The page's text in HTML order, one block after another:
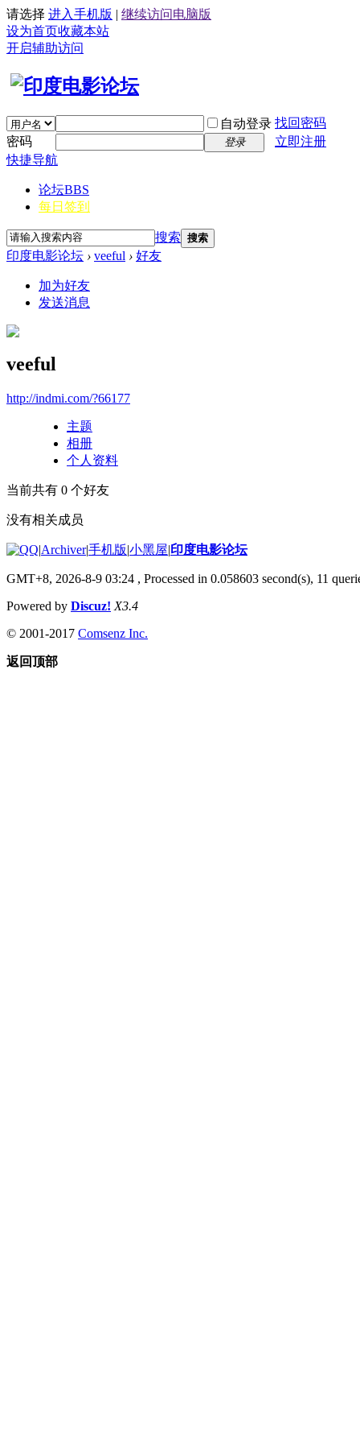
请选择 进入手机版 | 继续访问电脑版
设为首页收藏本站
开启辅助访问
自动登录 找回密码
密码
登录
立即注册
快捷导航
论坛BBS
每日签到
搜索 搜索
印度电影论坛 › veeful › 好友
加为好友
发送消息
veeful
http://indmi.com/?66177
主题
相册
个人资料
当前共有 0 个好友
没有相关成员
|Archiver|手机版|小黑屋|印度电影论坛
GMT+8, 2026-8-9 03:24 , Processed in 0.058603 second(s), 11
Powered by Discuz! X3.4
© 2001-2017 Comsenz Inc.
返回顶部